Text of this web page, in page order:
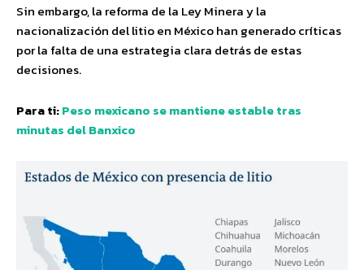
Sin embargo, la reforma de la Ley Minera y la
nacionalización del litio en México han generado críticas
por la falta de una estrategia clara detrás de estas
decisiones.
Para ti:Peso mexicano se mantiene estable tras
minutas del Banxico